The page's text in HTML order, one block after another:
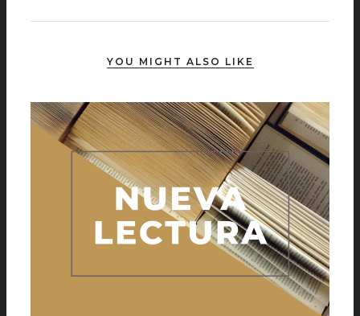
YOU MIGHT ALSO LIKE